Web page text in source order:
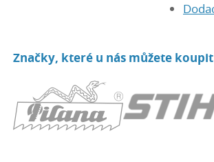
Značky, které u nás můžete koupit